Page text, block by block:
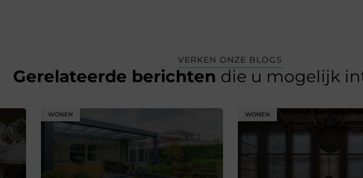
VERKEN ONZE BLOGS
Gerelateerde berichten die u mogelijk
WONEN WONEN